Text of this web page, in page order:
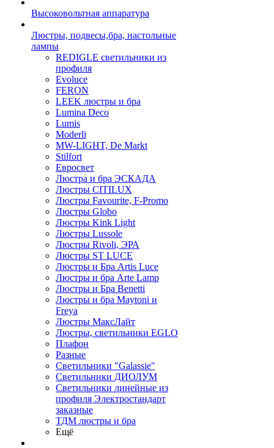
Высоковольтная аппаратура
Люстры, подвесы,бра, настольные
лампы
REDIGLE светильники из
профиля
Evoluce
FERON
LEEK люстры и бра
Lumina Deco
Lumis
Moderli
MW-LIGHT, De Markt
Stilfort
Евросвет
Люстра и бра ЭСКАДА
Люстры CITILUX
Люстры Favourite, F-Promo
Люстры Globo
Люстры Kink Light
Люстры Lussole
Люстры Rivoli, ЭРА
Люстры ST LUCE
Люстры и Бра Artis Luce
Люстры и бра Arte Lamp
Люстры и Бра Benetti
Люстры и бра Maytoni и
Freya
Люстры МаксЛайт
Люстры, светильники EGLO
Плафон
Разные
Светильники "Galassie"
Светильники ДИОЛУМ
Светильники линейные из
профиля Электростандарт
заказные
ТДМ люстры и бра
Ещё